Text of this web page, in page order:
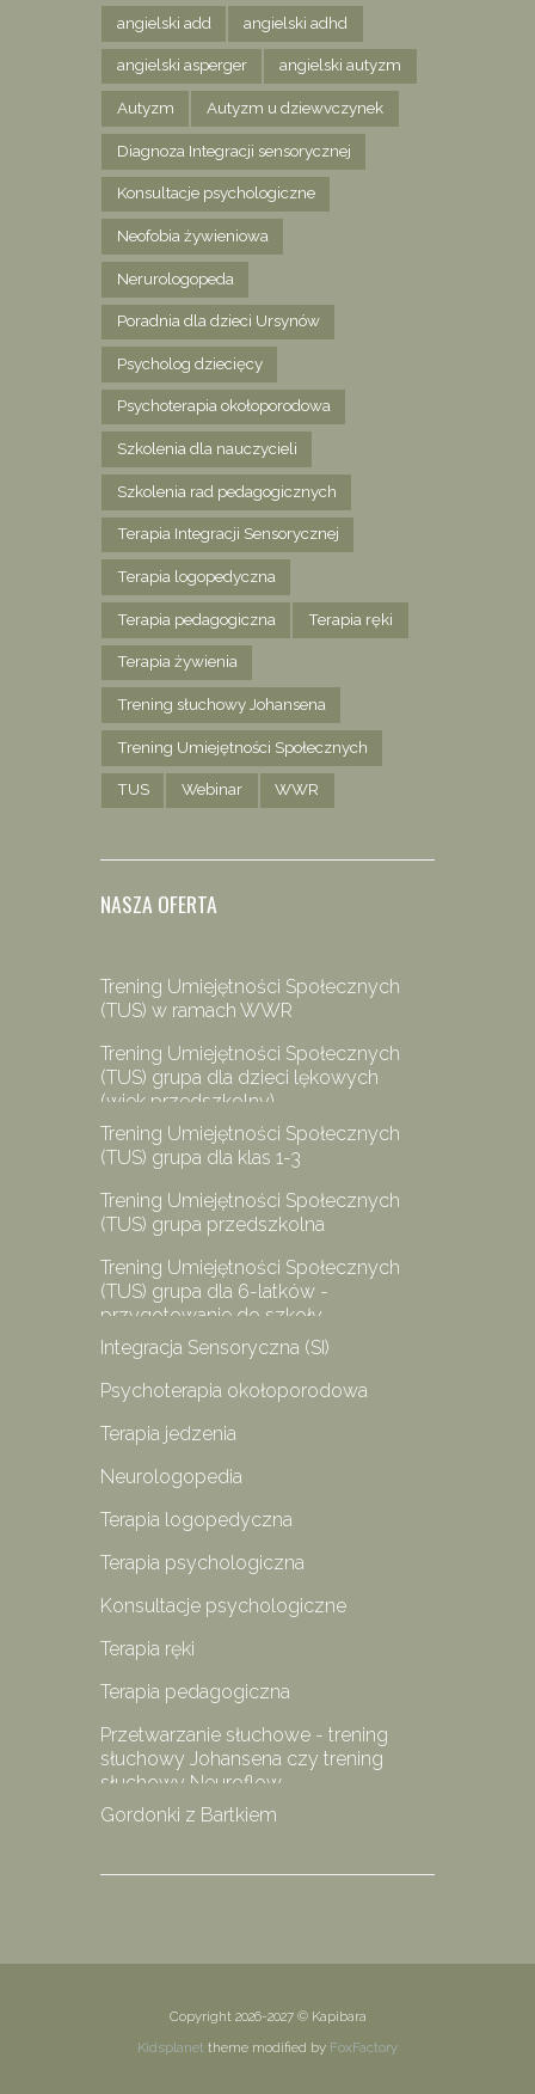
angielski add angielski adhd
angielski asperger angielski autyzm
Autyzm Autyzm u dziewvczynek
Diagnoza Integracji sensorycznej
Konsultacje psychologiczne
Neofobia żywieniowa
Nerurologopeda
Poradnia dla dzieci Ursynów
Psycholog dziecięcy
Psychoterapia okołoporodowa
Szkolenia dla nauczycieli
Szkolenia rad pedagogicznych
Terapia Integracji Sensorycznej
Terapia logopedyczna
Terapia pedagogiczna Terapia ręki
Terapia żywienia
Trening słuchowy Johansena
Trening Umiejętności Społecznych
TUS Webinar WWR
NASZA OFERTA
Trening Umiejętności Społecznych
(TUS) w ramach WWR
Trening Umiejętności Społecznych
(TUS) grupa dla dzieci lękowych
(wiek przedszkolny)
Trening Umiejętności Społecznych
(TUS) grupa dla klas 1-3
Trening Umiejętności Społecznych
(TUS) grupa przedszkolna
Trening Umiejętności Społecznych
(TUS) grupa dla 6-latków -
przygotowanie do szkoły
Integracja Sensoryczna (SI)
Psychoterapia okołoporodowa
Terapia jedzenia
Neurologopedia
Terapia logopedyczna
Terapia psychologiczna
Konsultacje psychologiczne
Terapia ręki
Terapia pedagogiczna
Przetwarzanie słuchowe - trening
słuchowy Johansena czy trening
słuchowy Neuroflow
Gordonki z Bartkiem
Copyright 2026-2027© Kapibara
Kidsplanet theme modified by FoxFactory